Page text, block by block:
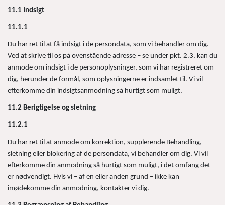
11.1 Indsigt
11.1.1
Du har ret til at få indsigt i de persondata, som vi behandler om dig.
Ved at skrive til os på ovenstående adresse – se under pkt. 2.3. kan du
anmode om indsigt i de personoplysninger, som vi har registreret om
dig, herunder de formål, som oplysningerne er indsamlet til. Vi vil
efterkomme din indsigtsanmodning så hurtigt som muligt.
11.2 Berigtigelse og sletning
11.2.1
Du har ret til at anmode om korrektion, supplerende Behandling,
sletning eller blokering af de persondata, vi behandler om dig. Vi vil
efterkomme din anmodning så hurtigt som muligt, i det omfang det
er nødvendigt. Hvis vi – af en eller anden grund – ikke kan
imødekomme din anmodning, kontakter vi dig.